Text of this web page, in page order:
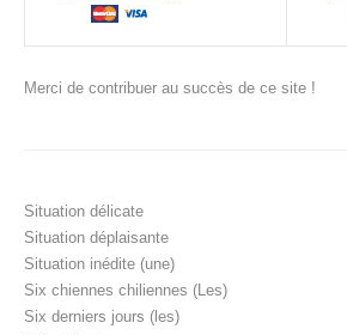
Merci de contribuer au succès de ce site !
Situation délicate
Situation déplaisante
Situation inédite (une)
Six chiennes chiliennes (Les)
Six derniers jours (les)